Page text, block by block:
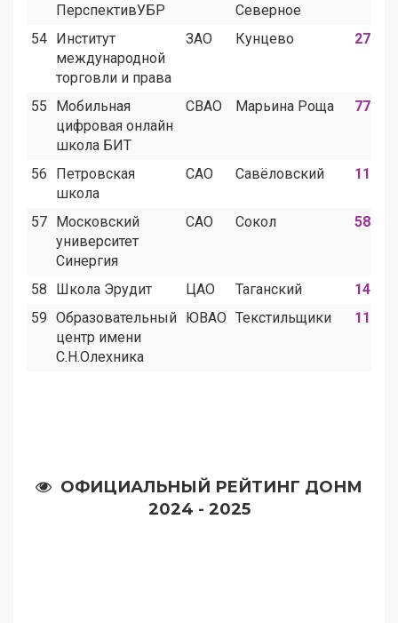
ПерспективУБР
Северное
54 Институт
международной
торговли и права
ЗАО Кунцево 27
55
Мобильная
цифровая онлайн
школа БИТ
СВАО Марьина Роща 77
56
Петровская
школа
САО Савёловский 11
57 Московский
университет
Синергия
САО Сокол 58
58 Школа Эрудит ЦАО Таганский 14
59 Образовательный
центр имени
С.Н.Олехника
ЮВАО Текстильщики 11
ОФИЦИАЛЬНЫЙ РЕЙТИНГ ДОНМ
2024 - 2025